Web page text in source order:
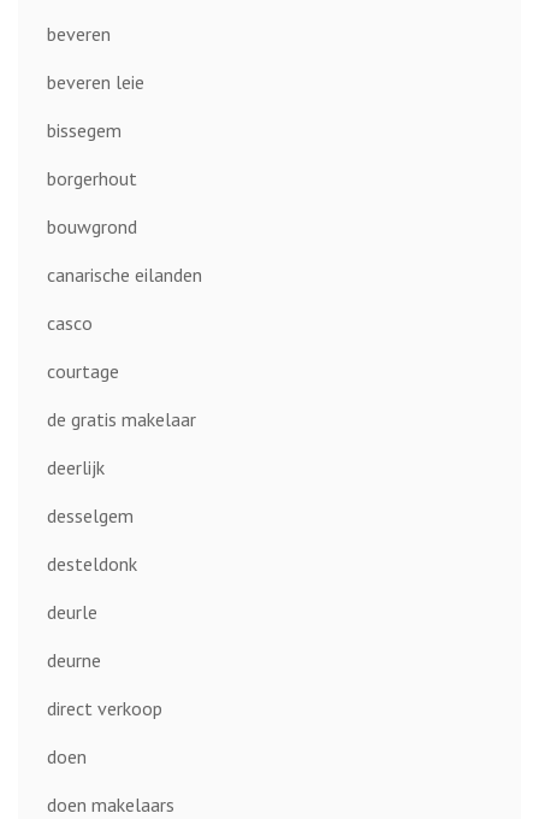
beveren
beveren leie
bissegem
borgerhout
bouwgrond
canarische eilanden
casco
courtage
de gratis makelaar
deerlijk
desselgem
desteldonk
deurle
deurne
direct verkoop
doen
doen makelaars